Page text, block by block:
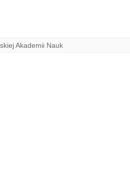
Akademii Nauk